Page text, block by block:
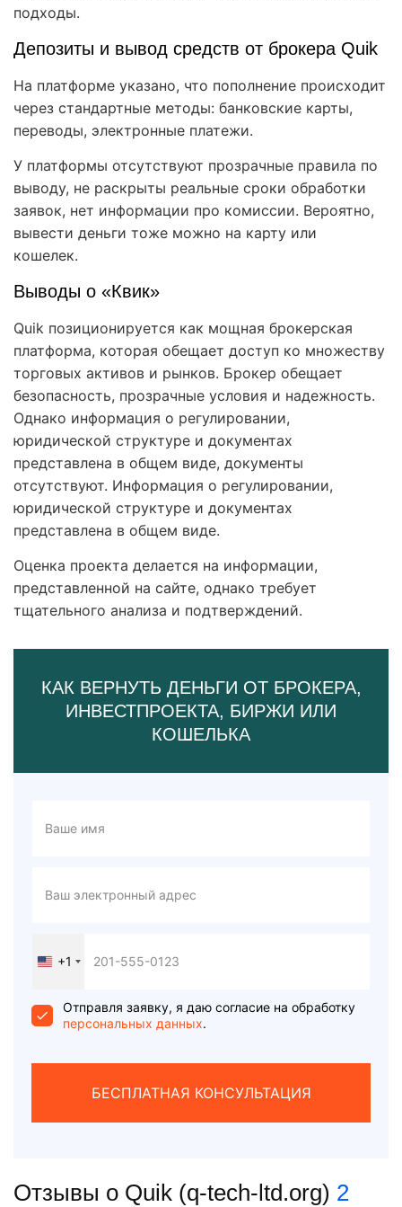
подходы.
Депозиты и вывод средств от брокера Quik
На платформе указано, что пополнение происходит
через стандартные методы: банковские карты,
переводы, электронные платежи.
У платформы отсутствуют прозрачные правила по
выводу, не раскрыты реальные сроки обработки
заявок, нет информации про комиссии. Вероятно,
вывести деньги тоже можно на карту или
кошелек.
Выводы о «Квик»
Quik позиционируется как мощная брокерская
платформа, которая обещает доступ ко множеству
торговых активов и рынков. Брокер обещает
безопасность, прозрачные условия и надежность.
Однако информация о регулировании,
юридической структуре и документах
представлена в общем виде, документы
отсутствуют. Информация о регулировании,
юридической структуре и документах
представлена в общем виде.
Оценка проекта делается на информации,
представленной на сайте, однако требует
тщательного анализа и подтверждений.
КАК ВЕРНУТЬ ДЕНЬГИ ОТ БРОКЕРА,
ИНВЕСТПРОЕКТА, БИРЖИ ИЛИ
КОШЕЛЬКА
United
+1
+1
Отправля заявку, я даю согласие на обработку
персональных данных.
БЕСПЛАТНАЯ КОНСУЛЬТАЦИЯ
Отзывы о Quik (q-tech-ltd.org) 2